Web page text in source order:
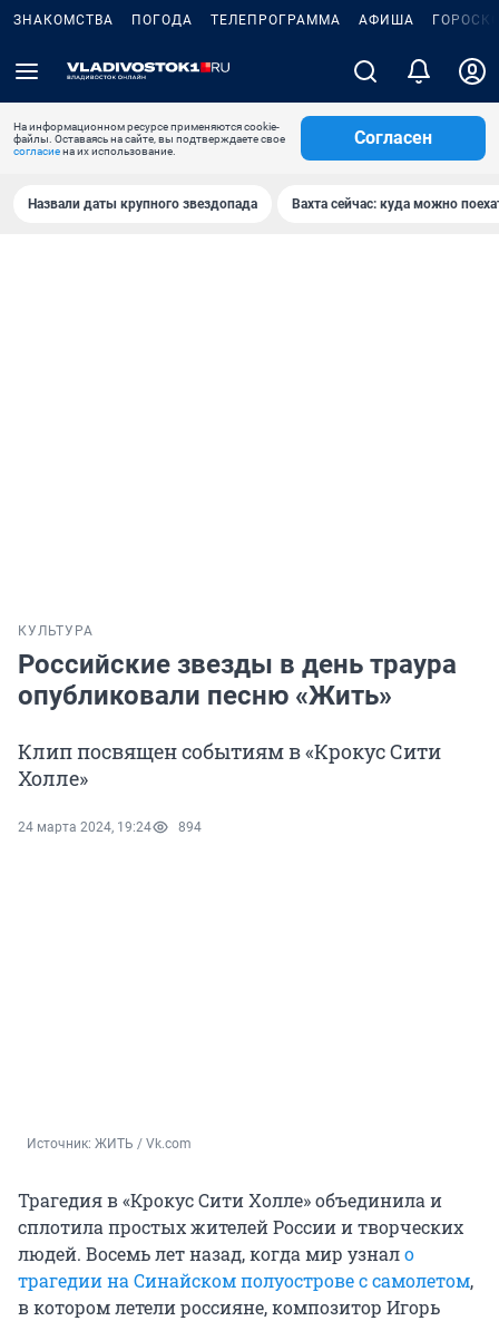
ЗНАКОМСТВА ПОГОДА ТЕЛЕПРОГРАММА АФИША
На информационном ресурсе применяются cookie-
файлы. Оставаясь на сайте, вы подтверждаете свое
согласиена их использование.
Согласен
Назвали даты крупного звездопада Вахта сейчас: куда можно
КУЛЬТУРА
Российские звезды в день траура
опубликовали песню «Жить»
Клип посвящен событиям в «Крокус Сити
Холле»
24 марта 2024, 19:24 894
Источник: ЖИТЬ / Vk.com
Трагедия в «Крокус Сити Холле» объединила и
сплотила простых жителей России и творческих
людей. Восемь лет назад, когда мир узнало
трагедии на Синайском полуострове с самолетом,
в котором летели россияне, композитор Игорь